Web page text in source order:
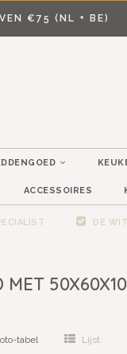
€75 (NL + BE)
ACCESSOIRES
DE
MET 50X60X10
tabel Lijst